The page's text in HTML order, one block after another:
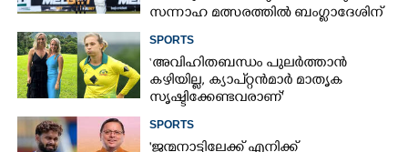
സന്നാഹ മത്സരത്തിൽ ബംഗ്ലാദേശിന്
ഒരേയൊരു താരം
SPORTS
‘അവിഹിതബന്ധം പുലർത്താൻ
കഴിയില്ല,​ ക്യാപ്റ്റൻമാർ മാതൃക
സൃഷ്ടിക്കേണ്ടവരാണ്'
താരത്തിന്റെ ഭാര്യ
SPORTS